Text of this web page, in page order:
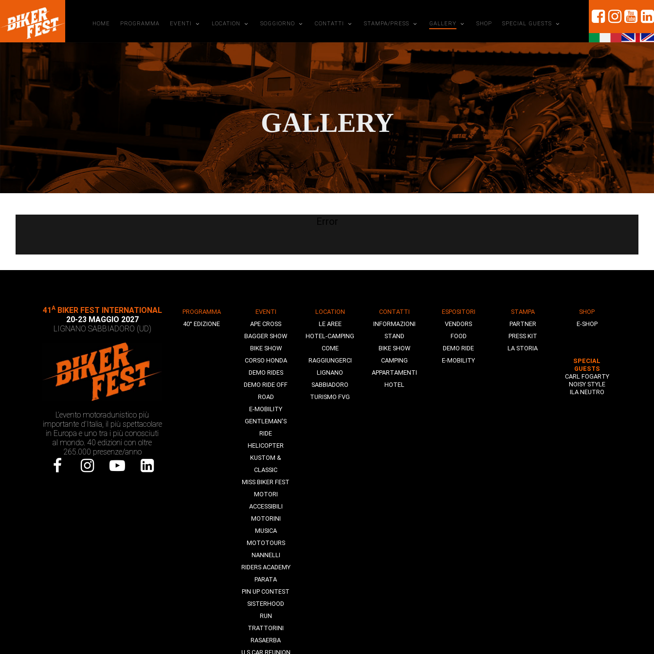
HOME PROGRAMMA EVENTI LOCATION SOGGIORNO CONTATTI STAMPA/PRESS GALLERY SHOP SPECIAL GUESTS
GALLERY
Error
41 ABIKER FEST INTERNATIONAL
20-23 MAGGIO 2027
LIGNANO SABBIADORO (UD)
L’evento motoradunistico più
importante d’Italia, il più spettacolare
in Europa e uno tra i più conosciuti
al mondo. 40 edizioni con oltre
265.000 presenze/anno
PROGRAMMA
40° EDIZIONE
EVENTI
APE CROSS
BAGGER SHOW
BIKE SHOW
CORSO HONDA
DEMO RIDES
DEMO RIDE OFF
ROAD
E-MOBILITY
GENTLEMAN'S
RIDE
HELICOPTER
KUSTOM &
CLASSIC
MISS BIKER FEST
MOTORI
ACCESSIBILI
MOTORINI
MUSICA
MOTOTOURS
NANNELLI
RIDERS ACADEMY
PARATA
PIN UP CONTEST
SISTERHOOD
RUN
TRATTORINI
RASAERBA
U.S CAR REUNION
LOCATION
LE AREE
HOTEL-CAMPING
COME
RAGGIUNGERCI
LIGNANO
SABBIADORO
TURISMO FVG
CONTATTI
INFORMAZIONI
STAND
BIKE SHOW
CAMPING
APPARTAMENTI
HOTEL
ESPOSITORI
VENDORS
FOOD
DEMO RIDE
E-MOBILITY
STAMPA
PARTNER
PRESS KIT
LA STORIA
SHOP
E-SHOP
SPECIAL
GUESTS
CARL FOGARTY
NOISY STYLE
ILA NEUTRO